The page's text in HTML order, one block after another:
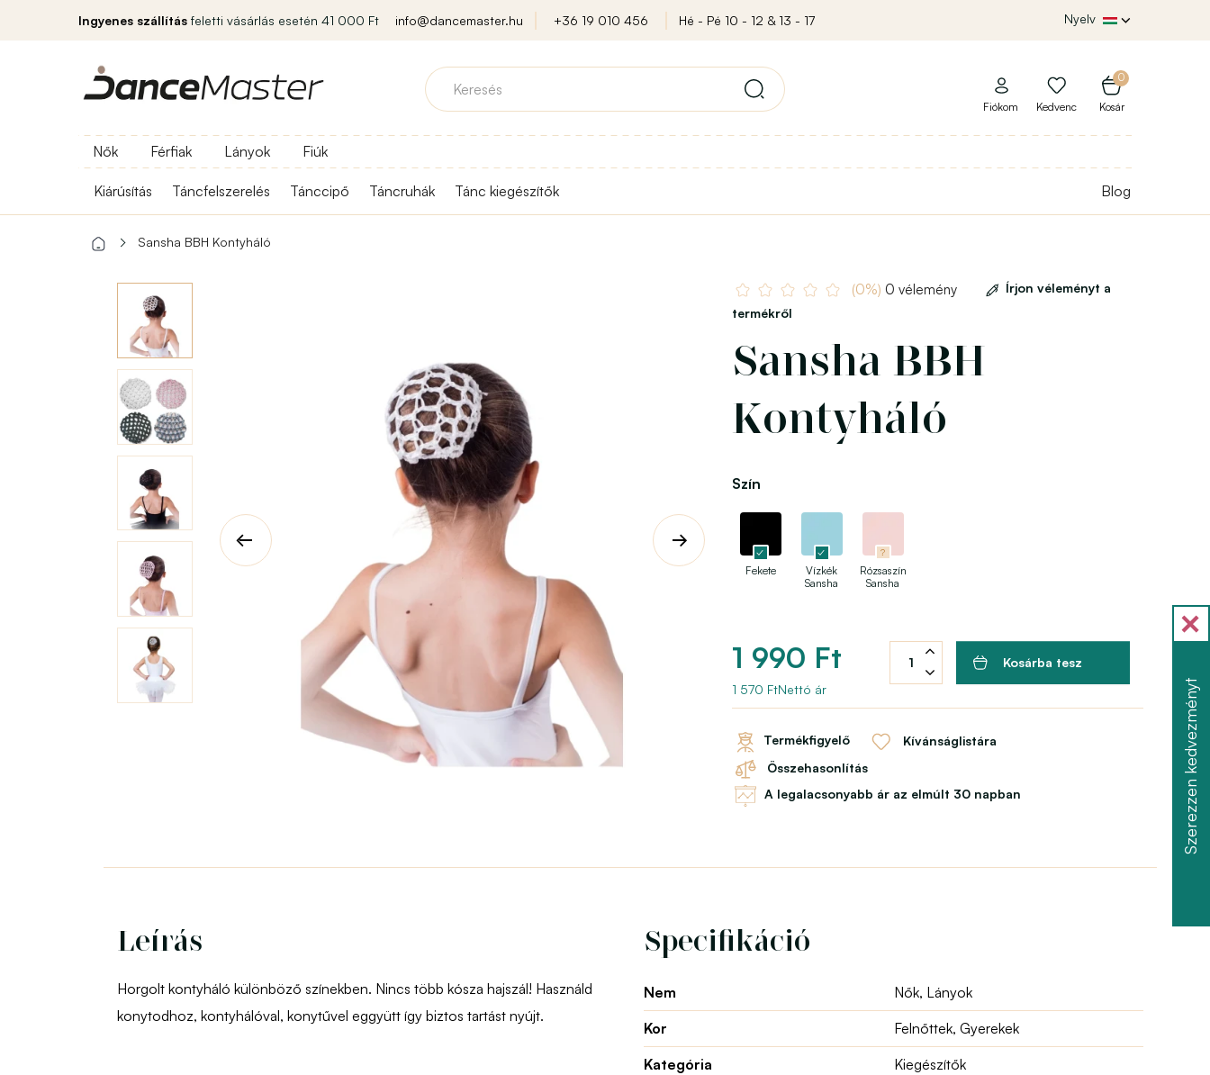
Ingyenes szállítás feletti vásárlás esetén 41 000 Ft info@dancemaster.hu +36 19 010 456 Hé - Pé 10 - 12 & 13 - 17 Nyelv
0
Kosár
Fiókom Kedvenc
Nők Férfiak Lányok Fiúk
Kiárúsítás Táncfelszerelés Tánccipő Táncruhák Tánc kiegészítők Blog
Sansha BBH Kontyháló
(0%) 0 vélemény
Írjon véleményt a
termékről
Sansha BBH
Kontyháló
Szín
Fekete
Vízkék
Sansha
Rózsaszín
Sansha
1 990 Ft
1 570 FtNettó ár
Kosárba tesz
Termékfigyelő
Kívánságlistára
Összehasonlítás
A legalacsonyabb ár az elmúlt 30 napban
Leírás
Horgolt kontyháló különböző színekben. Nincs több kósza hajszál! Használd
konytodhoz, kontyhálóval, konytűvel eggyütt így biztos tartást nyújt.
Specifikáció
Nem
Nők, Lányok
Kor
Felnőttek, Gyerekek
Kategória
Kiegészítők
Szerezzen kedvezményt